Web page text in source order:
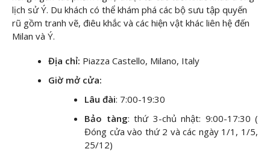
lịch sử Ý. Du khách có thể khám phá các bộ sưu tập quyến
rũ gồm tranh vẽ, điêu khắc và các hiện vật khác liên hệ đến
Milan và Ý.
Địa chỉ: Piazza Castello, Milano, Italy
Giờ mở cửa:
Lâu đài: 7:00-19:30
Bảo tàng: thứ 3-chủ nhật: 9:00-17:30 (
Đóng cửa vào thứ 2 và các ngày 1/1, 1/5,
25/12)